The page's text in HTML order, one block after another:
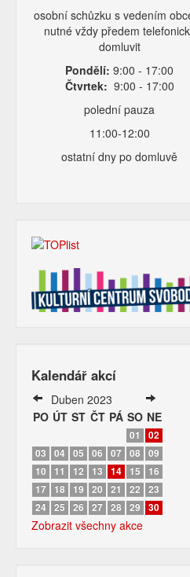
osobní schůzku s vedením
nutné vždy předem
domluvit
Pondělí: 9:00 - 17:00
Čtvrtek: 9:00 - 17:00
polední pauza
11:00-12:00
ostatní dny po domluvě
Kalendář akcí
Duben 2023
PO ÚT ST ČT PÁ SO NE
01
02
03
04 05 06 07 08
09
10
11 12 13 14 15
16
17 18 19 20 21 22
23
24
25 26 27 28 29 30
Zobrazit všechny akce